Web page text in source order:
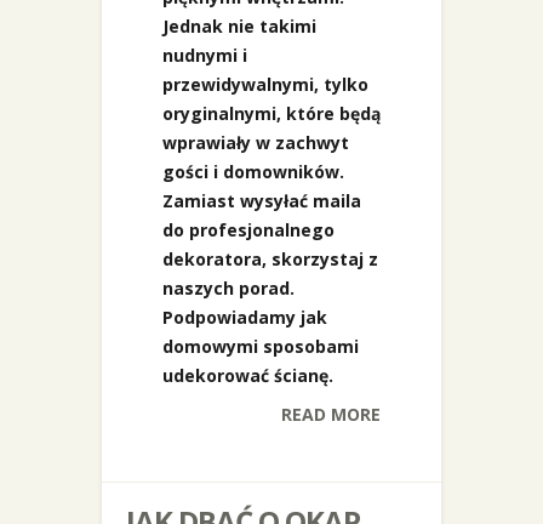
Jednak nie takimi
nudnymi i
przewidywalnymi, tylko
oryginalnymi, które będą
wprawiały w zachwyt
gości i domowników.
Zamiast wysyłać maila
do profesjonalnego
dekoratora, skorzystaj z
naszych porad.
Podpowiadamy jak
domowymi sposobami
udekorować ścianę.
READ MORE